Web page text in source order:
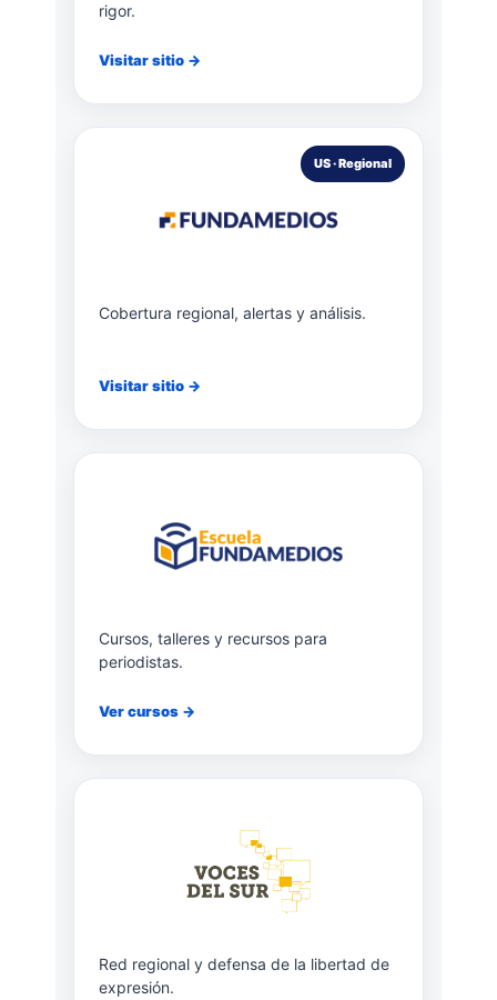
rigor.
Visitar sitio →
US · Regional
Cobertura regional, alertas y análisis.
Visitar sitio →
Cursos, talleres y recursos para
periodistas.
Ver cursos →
Red regional y defensa de la libertad de
expresión.